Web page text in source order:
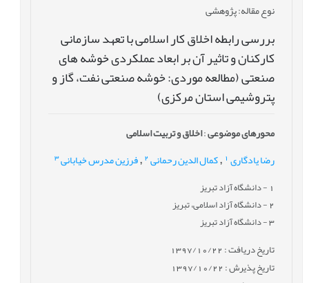
نوع مقاله: پژوهشی
بررسی رابطه اخلاق کار اسلامی با تعهد سازمانی
کارکنان و تاثیر آن بر ابعاد عملکردی خوشه های
صنعتی (مطالعه موردی: خوشه صنعتی نفت، گاز و
پتروشیمی استان مرکزی)
محورهای موضوعی:اخلاق و تربیت اسلامی
رضا یادگاری , کمال الدین رحمانی 2
, فرزین مدرس خیابانی 3
- دانشگاه آزاد تبریز
2- دانشگاه آزاد اسلامی، تبریز
3- دانشگاه آزاد تبریز
تاریخ دریافت : 1397/10/22
تاریخ پذیرش : 1397/10/22